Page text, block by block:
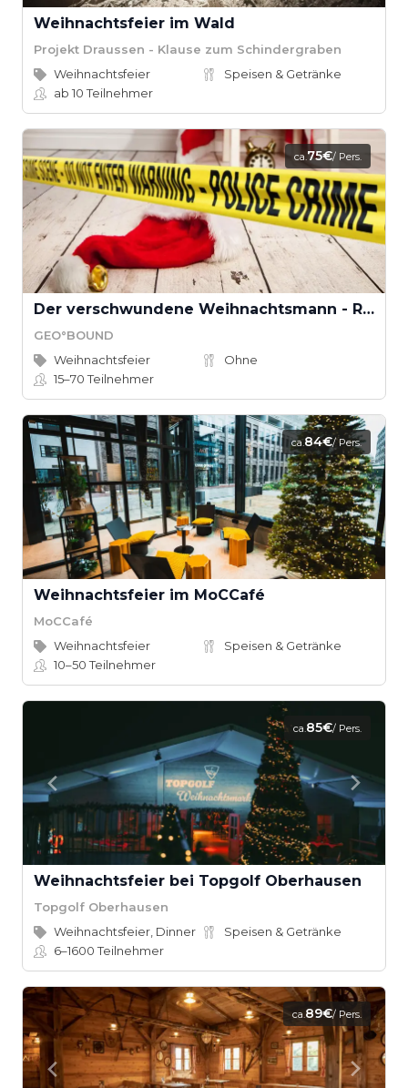
Weihnachtsfeier im Wald
Projekt Draussen - Klause zum Schindergraben
Weihnachtsfeier
Speisen & Getränke
ab 10Teilnehmer
ca.75€/ Pers.
Der verschwundene Weihnachtsmann - Rettet Weihnachten! (Teamevent)
GEO°BOUND
Weihnachtsfeier
Ohne
15–70Teilnehmer
ca.84€/ Pers.
Weihnachtsfeier im MoCCafé
MoCCafé
Weihnachtsfeier
Speisen & Getränke
10–50Teilnehmer
ca.85€/ Pers.
Weihnachtsfeier bei Topgolf Oberhausen
Topgolf Oberhausen
Weihnachtsfeier, Dinner
Speisen & Getränke
6–1600Teilnehmer
ca.89€/ Pers.